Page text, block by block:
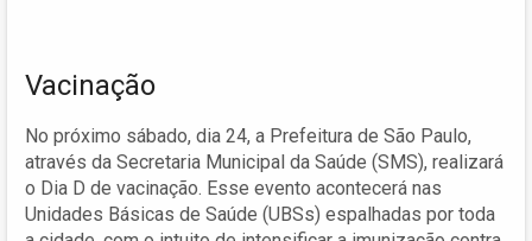
Vacinação
No próximo sábado, dia 24, a Prefeitura de São Paulo,
através da Secretaria Municipal da Saúde (SMS), realizará
o Dia D de vacinação. Esse evento acontecerá nas
Unidades Básicas de Saúde (UBSs) espalhadas por toda